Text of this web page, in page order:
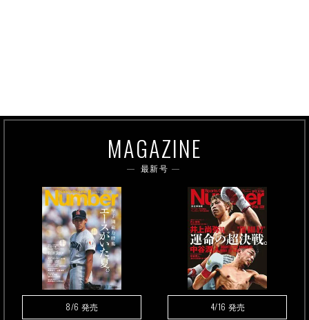
MAGAZINE
最新号
8/6 発売 4/16 発売